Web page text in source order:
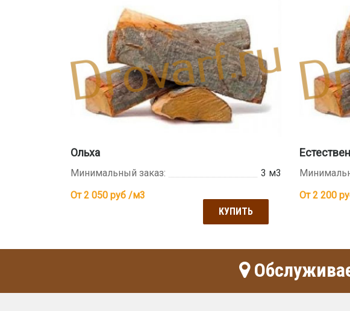
Ольха
Минимальный заказ:
3 м3
От 2 050 руб /м3
КУПИТЬ
От 2 200